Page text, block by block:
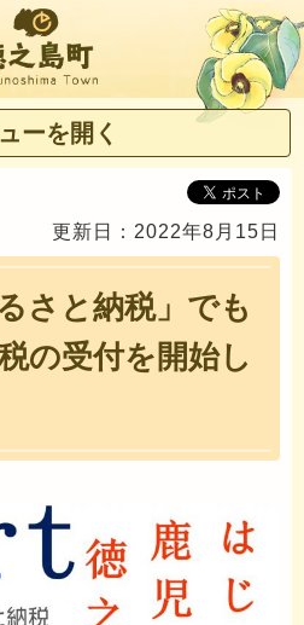
徳之島町
ーを開く
更新日：2022年8月15日
さと納税」でも
の受付を開始し